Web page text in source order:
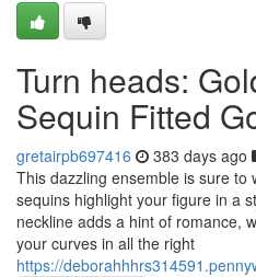
Turn heads:
Sequin Fitted
gretairpb697416 383 days ago
This dazzling ensemble is sure to
sequins highlight your figure in a
neckline adds a hint of romance,
your curves in all the right
https://